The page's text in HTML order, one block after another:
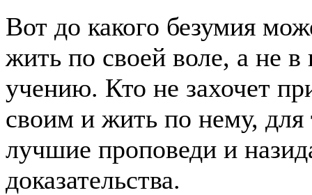
Вот до какого безумия
жить по своей воле, а не
учению. Кто не захочет
своим и жить по нему,
лучшие проповеди и
доказательства.